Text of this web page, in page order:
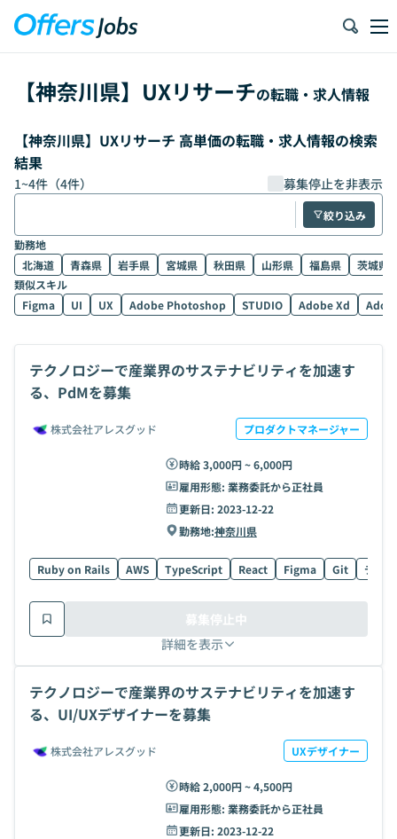
【神奈川県】 UXリサーチの転職・求人情報
【神奈川県】UXリサーチ 高単価の転職・求人情報の検索
結果
1~4件（4件） 募集停止を非表示
絞り込み
勤務地
北海道
青森県 岩手県 宮城県 秋田県 山形県 福島県
茨城県
類似スキル
Figma
UI UX Adobe Photoshop STUDIO Adobe Xd
テクノロジーで産業界のサステナビリティを加速す
る、PdMを募集
株式会社アレスグッド プロダクトマネージャー
時給 3,000円 ~ 6,000円
雇用形態: 業務委託から正社員
更新日: 2023-12-22
勤務地:神奈川県
Ruby on Rails AWS TypeScript React Figma Git デー
詳細を表示
募集停止中
テクノロジーで産業界のサステナビリティを加速す
る、UI/UXデザイナーを募集
株式会社アレスグッド UXデザイナー
時給 2,000円 ~ 4,500円
雇用形態: 業務委託から正社員
更新日: 2023-12-22